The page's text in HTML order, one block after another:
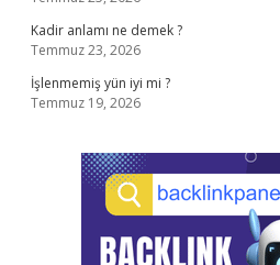
Kadir anlamı ne demek ?
Temmuz 23, 2026
İşlenmemiş yün iyi mi ?
Temmuz 19, 2026